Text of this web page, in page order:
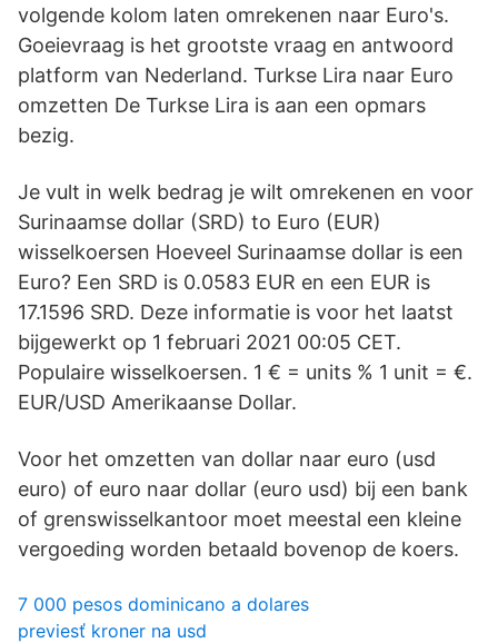
volgende kolom laten omrekenen naar Euro's.
Goeievraag is het grootste vraag en antwoord
platform van Nederland. Turkse Lira naar Euro
omzetten De Turkse Lira is aan een opmars
bezig.
Je vult in welk bedrag je wilt omrekenen en voor
Surinaamse dollar (SRD) to Euro (EUR)
wisselkoersen Hoeveel Surinaamse dollar is een
Euro? Een SRD is 0.0583 EUR en een EUR is
17.1596 SRD. Deze informatie is voor het laatst
bijgewerkt op 1 februari 2021 00:05 CET.
Populaire wisselkoersen. 1 € = units % 1 unit = €.
EUR/USD Amerikaanse Dollar.
Voor het omzetten van dollar naar euro (usd
euro) of euro naar dollar (euro usd) bij een bank
of grenswisselkantoor moet meestal een kleine
vergoeding worden betaald bovenop de koers.
7 000 pesos dominicano a dolares
previesť kroner na usd